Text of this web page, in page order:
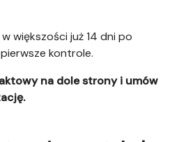
większości już 14 dni po
kontrole.
na dole strony i umów